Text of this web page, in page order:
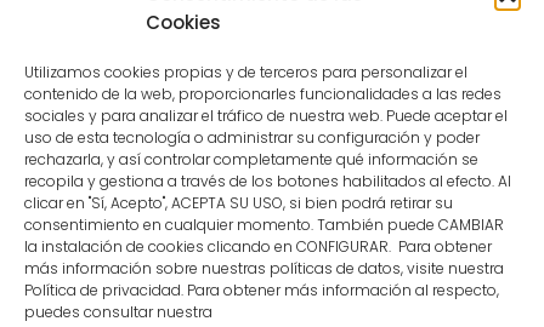
Cookies
Utilizamos cookies propias y de terceros para personalizar el
contenido de la web, proporcionarles funcionalidades a las redes
sociales y para analizar el tráfico de nuestra web. Puede aceptar el
uso de esta tecnología o administrar su configuración y poder
rechazarla, y así controlar completamente qué información se
recopila y gestiona a través de los botones habilitados al efecto. Al
clicar en "Sí, Acepto", ACEPTA SU USO, si bien podrá retirar su
consentimiento en cualquier momento. También puede CAMBIAR
la instalación de cookies clicando en CONFIGURAR. Para obtener
más información sobre nuestras políticas de datos, visite nuestra
Política de privacidad. Para obtener más información al respecto,
puedes consultar nuestra
CONTACTO
MENÚ PRINCIPAL
MI CUENTA